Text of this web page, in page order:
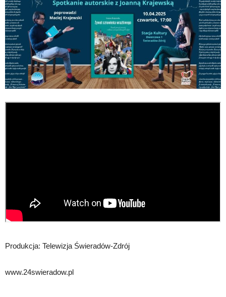
Produkcja: Telewizja Świeradów-Zdrój
www.24swieradow.pl